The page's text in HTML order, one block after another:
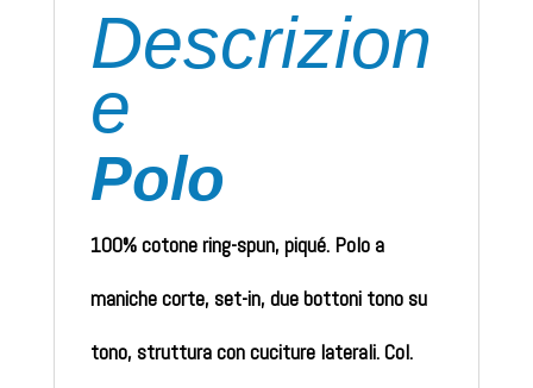
Descrizion
e
Polo
100% cotone ring-spun, piqué. Polo a
maniche corte, set-in, due bottoni tono su
tono, struttura con cuciture laterali. Col.